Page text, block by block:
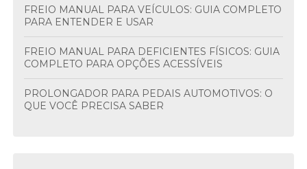
FREIO MANUAL PARA VEÍCULOS: GUIA COMPLETO
PARA ENTENDER E USAR
FREIO MANUAL PARA DEFICIENTES FÍSICOS: GUIA
COMPLETO PARA OPÇÕES ACESSÍVEIS
PROLONGADOR PARA PEDAIS AUTOMOTIVOS: O
QUE VOCÊ PRECISA SABER